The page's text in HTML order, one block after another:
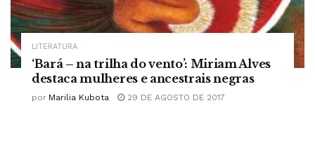
LITERATURA
‘Bará – na trilha do vento’: Miriam Alves
destaca mulheres e ancestrais negras
por Marilia Kubota 29 DE AGOSTO DE 2017